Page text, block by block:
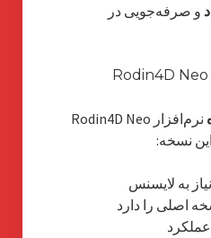
و صرفه‌جویی در
نرم‌افزار Rodin4D Neo
به لایسنس
اصلی را دارد